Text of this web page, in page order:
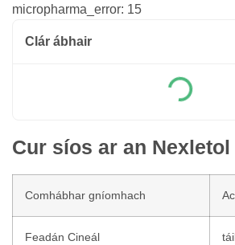
micropharma_error: 15
Clár ábhair
Cur síos ar an Nexletol
Comhábhar gníomhach
Feadán Cineál